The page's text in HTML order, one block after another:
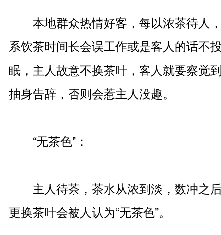
本地群众热情好客，每以浓茶待人
系饮茶时间长会误工作或是客人的话不
眠，主人故意不换茶叶，客人就要察觉
抽身告辞，否则会惹主人没趣。
“无茶色”：
主人待茶，茶水从浓到淡，数冲之
更换茶叶会被人认为“无茶色”。